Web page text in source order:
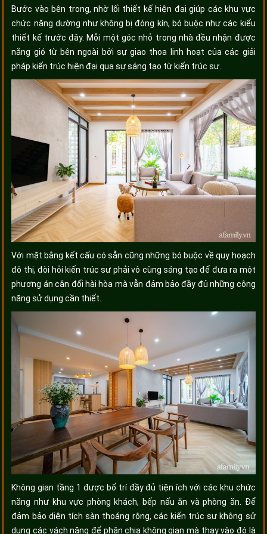
Bước vào bên trong, nhờ lối thiết kế hiện đại giúp các khu vực
chức năng dường như không bị đóng kín, bó buộc như các kiểu
thiết kế trước đây. Mỗi một góc nhỏ trong nhà đều nhận được
nắng gió từ bên ngoài bởi sự giao thoa linh hoạt của các giải
pháp kiến trúc hiện đại qua sự sáng tạo từ kiến trúc sư.
Với mặt bằng kết cấu có sẵn cũng những bó buộc về quy hoạch
đô thị, đòi hỏi kiến trúc sư phải vô cùng sáng tạo để đưa ra một
phương án cân đối hài hòa mà vẫn đảm bảo đầy đủ những công
năng sử dụng cần thiết.
Không gian tầng 1 được bố trí đầy đủ tiện ích với các khu chức
năng như khu vực phòng khách, bếp nấu ăn và phòng ăn. Để
đảm bảo diện tích sàn thoáng rộng, các kiến trúc sư không sử
dụng các vách năng để phân chia không gian mà thay vào đó là